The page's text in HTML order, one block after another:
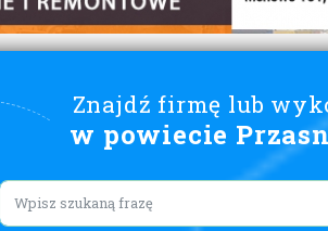
Znajdź firmę lub
w powiecie
Lorem ipsum